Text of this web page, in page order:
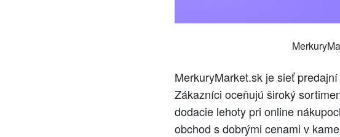
MerkuryMarket.sk je sieť
Zákazníci oceňujú široký
dodacie lehoty pri online
obchod s dobrými cenami v